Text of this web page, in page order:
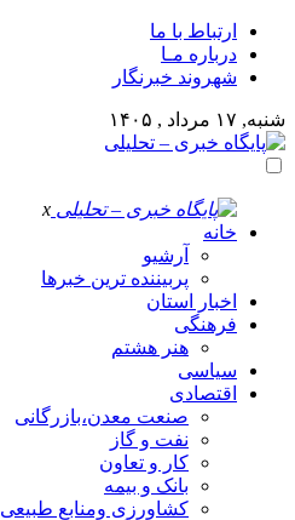
ارتباط با ما
درباره مـا
شهروند خبرنگار
شنبه, ۱۷ مرداد , ۱۴۰۵
x
خانه
آرشیو
پربیننده ترین خبرها
اخبار استان
فرهنگی
هنر هشتم
سیاسی
اقتصادی
صنعت معدن،بازرگانی
نفت و گاز
کار و تعاون
بانک و بیمه
کشاورزی ومنابع طبیعی